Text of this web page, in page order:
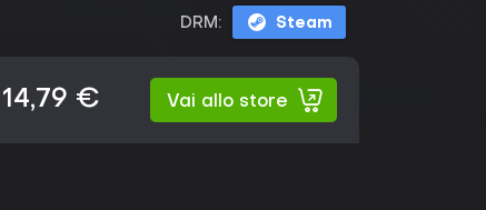
DRM: Steam
14,79 € Vai allo store